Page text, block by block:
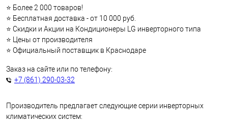
⭐ Более 2 000 товаров!
⭐ Бесплатная доставка - от 10 000 руб.
⭐ Скидки и Акции на Кондиционеры LG инверторного типа
⭐ Цены от производителя
⭐ Официальный поставщик в Краснодаре
Заказ на сайте или по телефону:
+7 (861) 290-03-32
Производитель предлагает следующие серии инверторных
климатических систем: